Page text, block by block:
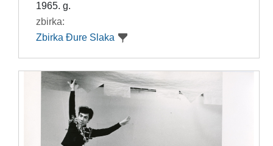
1965. g.
zbirka:
Zbirka Đure Slaka